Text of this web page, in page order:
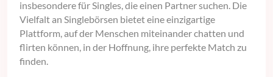
insbesondere für Singles, die einen Partner suchen. Die
Vielfalt an Singlebörsen bietet eine einzigartige
Plattform, auf der Menschen miteinander chatten und
flirten können, in der Hoffnung, ihre perfekte Match zu
finden.